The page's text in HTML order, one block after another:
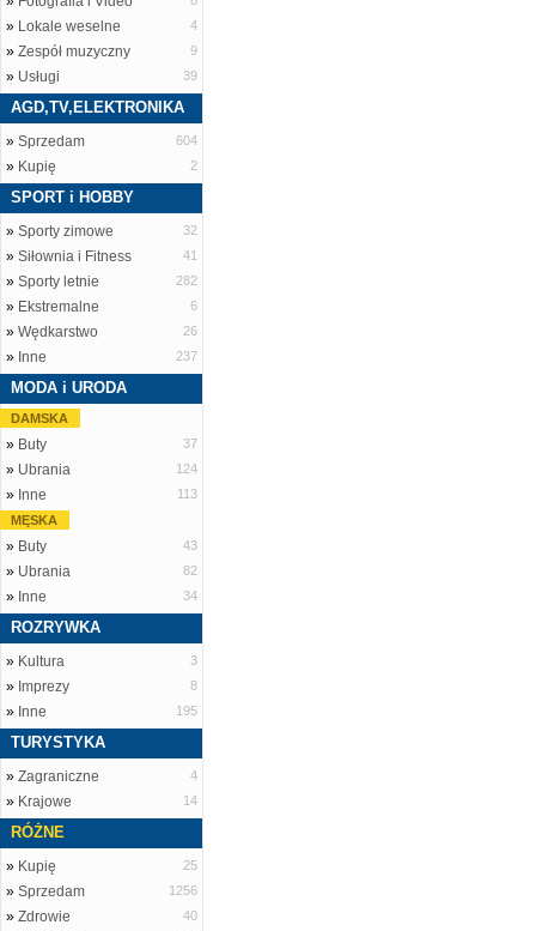
» Lokale weselne 4
» Zespół muzyczny 9
» Usługi 39
AGD,TV,ELEKTRONIKA
» Sprzedam 604
» Kupię 2
SPORT i HOBBY
» Sporty zimowe 32
» Siłownia i Fitness 41
» Sporty letnie 282
» Ekstremalne 6
» Wędkarstwo 26
» Inne 237
MODA i URODA
DAMSKA
» Buty 37
» Ubrania 124
» Inne
113
MĘSKA
» Buty 43
» Ubrania 82
» Inne 34
ROZRYWKA
» Kultura 3
» Imprezy 8
» Inne 195
TURYSTYKA
» Zagraniczne 4
» Krajowe 14
RÓŻNE
» Kupię 25
» Sprzedam 1256
» Zdrowie 40